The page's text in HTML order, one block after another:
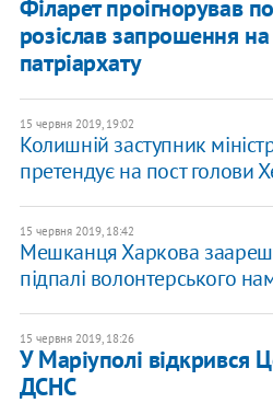
Філарет проігнорував
розіслав запрошення
патріархату
15 червня 2019, 19:02
Колишній заступник
претендує на пост голови
15 червня 2019, 18:42
Мешканця Харкова
підпалі волонтерського
15 червня 2019, 18:26
У Маріуполі відкрився
ДСНС